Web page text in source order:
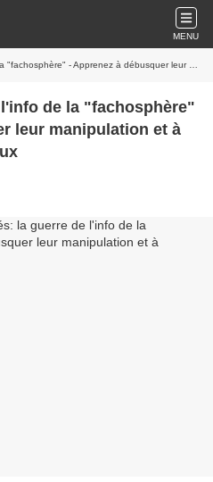
MENU
à débusquer leur manipulation et à distinguer le vrai du faux
de la "fachosphère"
leur manipulation et à